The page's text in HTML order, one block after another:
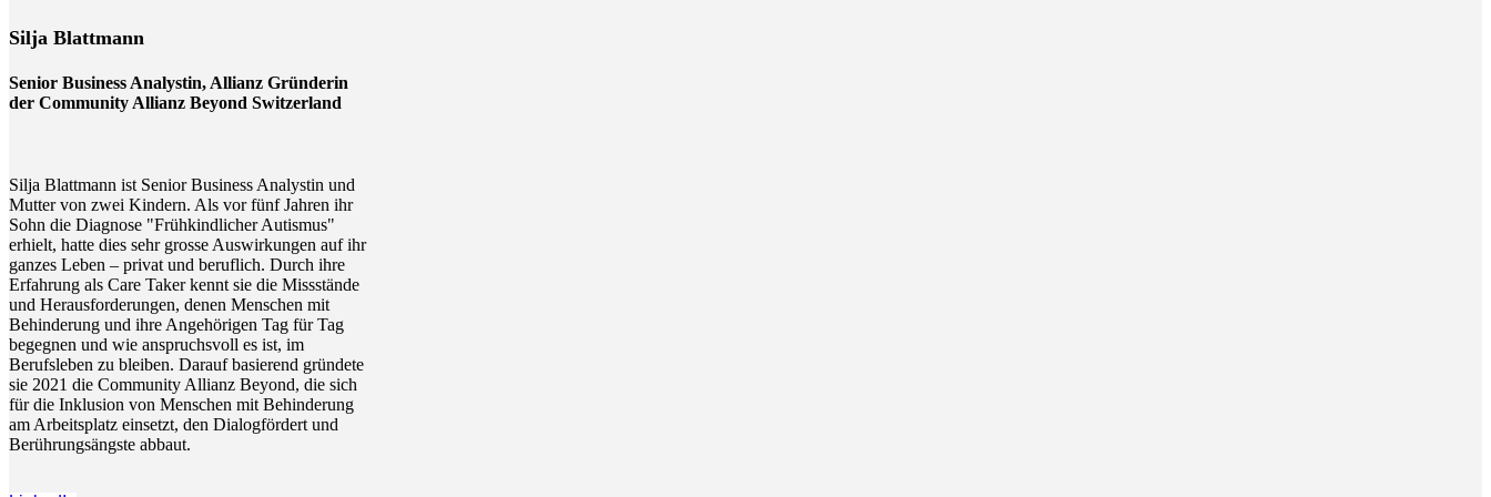
Silja Blattmann
Senior Business Analystin, Allianz Gründerin
der Community Allianz Beyond Switzerland
Silja Blattmann ist Senior Business Analystin und
Mutter von zwei Kindern. Als vor fünf Jahren ihr
Sohn die Diagnose "Frühkindlicher Autismus"
erhielt, hatte dies sehr grosse Auswirkungen auf ihr
ganzes Leben – privat und beruflich. Durch ihre
Erfahrung als Care Taker kennt sie die Missstände
und Herausforderungen, denen Menschen mit
Behinderung und ihre Angehörigen Tag für Tag
begegnen und wie anspruchsvoll es ist, im
Berufsleben zu bleiben. Darauf basierend gründete
sie 2021 die Community Allianz Beyond, die sich
für die Inklusion von Menschen mit Behinderung
am Arbeitsplatz einsetzt, den Dialogfördert und
Berührungsängste abbaut.